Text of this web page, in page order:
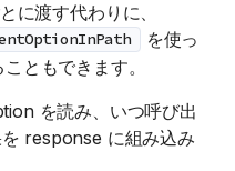
に渡す代わりに、
を使っ
ともできます。
を読み、いつ呼び出
response に組み込み